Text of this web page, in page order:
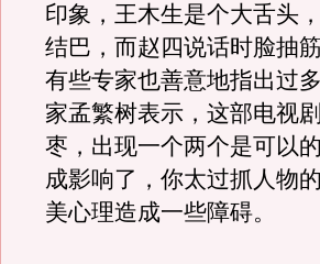
印象，王木生是个大舌头
结巴，而赵四说话时脸抽
有些专家也善意地指出过
家孟繁树表示，这部电视
枣，出现一个两个是可以
成影响了，你太过抓人物
美心理造成一些障碍。